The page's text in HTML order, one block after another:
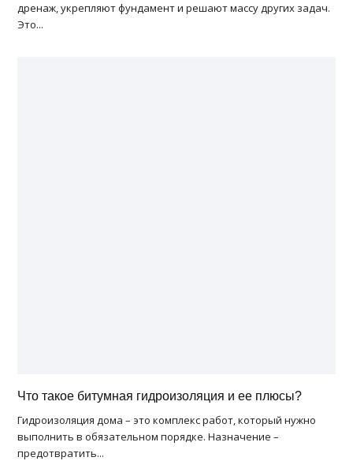
дренаж, укрепляют фундамент и решают массу других задач.
Это...
Что такое битумная гидроизоляция и ее плюсы?
Гидроизоляция дома – это комплекс работ, который нужно
выполнить в обязательном порядке. Назначение –
предотвратить...